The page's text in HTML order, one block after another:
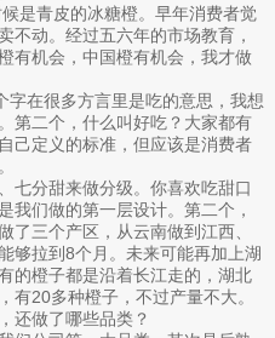
是青皮的冰糖橙。早年消费者觉
不动。经过五六年的市场教育，
有机会，中国橙有机会，我才做
字在很多方言里是吃的意思，我想
第二个，什么叫好吃？大家都有
己定义的标准，但应该是消费者
七分甜来做分级。你喜欢吃甜口
我们做的第一层设计。第二个，
了三个产区，从云南做到江西、
够拉到8个月。未来可能再加上湖
的橙子都是沿着长江走的，湖北
有20多种橙子，不过产量不大。
还做了哪些品类？